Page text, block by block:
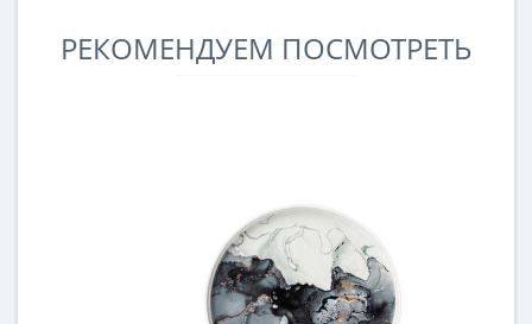
РЕКОМЕНДУЕМ ПОСМОТРЕТЬ